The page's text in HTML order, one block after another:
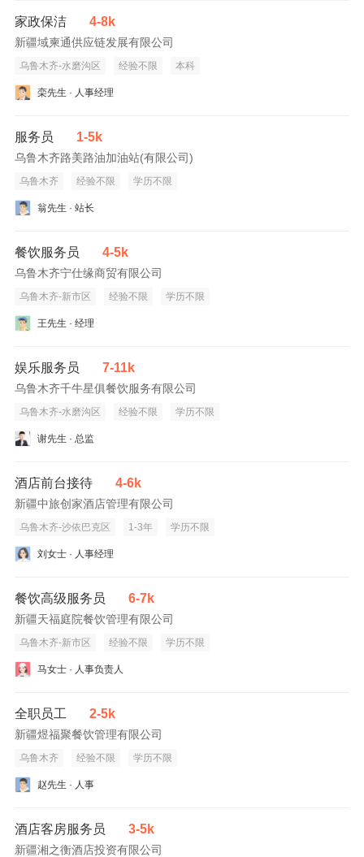
家政保洁 4-8k
新疆域柬通供应链发展有限公司
乌鲁木齐-水磨沟区 经验不限 本科
栾先生 · 人事经理
服务员 1-5k
乌鲁木齐路美路油加油站(有限公司)
乌鲁木齐 经验不限 学历不限
翁先生 · 站长
餐饮服务员 4-5k
乌鲁木齐宁仕缘商贸有限公司
乌鲁木齐-新市区 经验不限 学历不限
王先生 · 经理
娱乐服务员 7-11k
乌鲁木齐千牛星俱餐饮服务有限公司
乌鲁木齐-水磨沟区 经验不限 学历不限
谢先生 · 总监
酒店前台接待 4-6k
新疆中旅创家酒店管理有限公司
乌鲁木齐-沙依巴克区 1-3年 学历不限
刘女士 · 人事经理
餐饮高级服务员 6-7k
新疆天福庭院餐饮管理有限公司
乌鲁木齐-新市区 经验不限 学历不限
马女士 · 人事负责人
全职员工 2-5k
新疆煜福聚餐饮管理有限公司
乌鲁木齐 经验不限 学历不限
赵先生 · 人事
酒店客房服务员 3-5k
新疆湘之衡酒店投资有限公司